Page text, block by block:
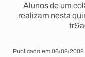
Alunos de um
realizam nesta
Publicado em 06/08/